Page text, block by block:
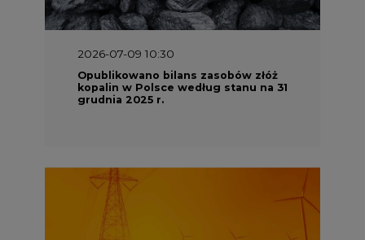
2026-07-09 10:30
Opublikowano bilans zasobów złóż
kopalin w Polsce według stanu na 31
grudnia 2025 r.